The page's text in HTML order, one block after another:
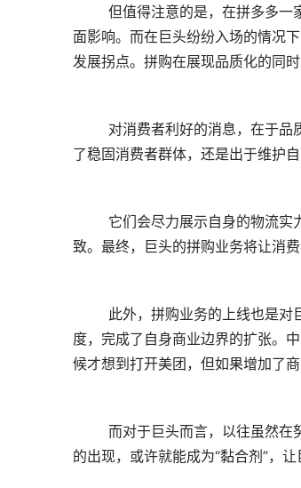
面影响。而在巨头纷纷入场的情况
发展拐点。拼购在展现品质化的同
了稳固消费者群体，还是出于维护
致。最终，巨头的拼购业务将让消
度，完成了自身商业边界的扩张。
候才想到打开美团，但如果增加了
的出现，或许就能成为“黏合剂”，让